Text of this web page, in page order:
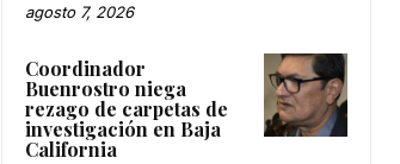
agosto 7, 2026
Coordinador
Buenrostro niega
rezago de carpetas de
investigación en Baja
California